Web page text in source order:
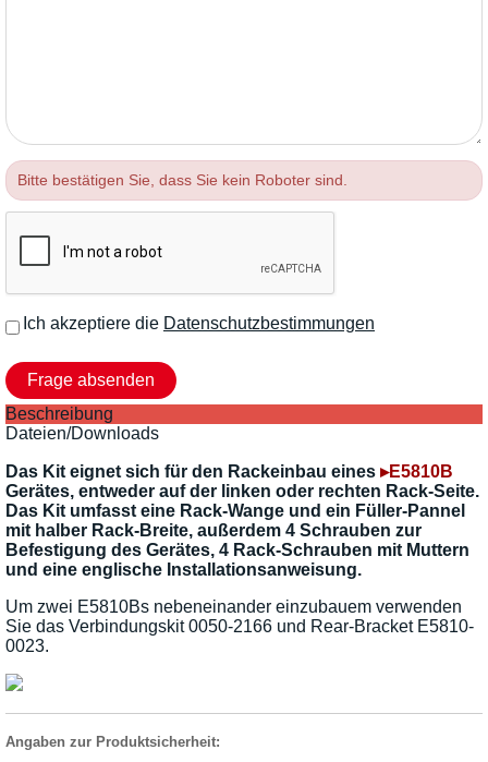
Bitte bestätigen Sie, dass Sie kein Roboter sind.
Ich akzeptiere die Datenschutzbestimmungen
Beschreibung
Dateien/Downloads
Das Kit eignet sich für den Rackeinbau eines ▸E5810B
Gerätes, entweder auf der linken oder rechten Rack-Seite.
Das Kit umfasst eine Rack-Wange und ein Füller-Pannel
mit halber Rack-Breite, außerdem 4 Schrauben zur
Befestigung des Gerätes, 4 Rack-Schrauben mit Muttern
und eine englische Installationsanweisung.
Um zwei E5810Bs nebeneinander einzubauem verwenden
Sie das Verbindungskit 0050-2166 und Rear-Bracket E5810-
0023.
Angaben zur Produktsicherheit: